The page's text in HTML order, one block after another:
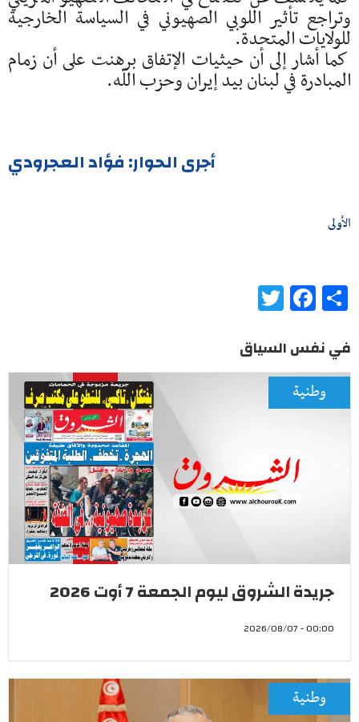
وتراجع تأثير اللوبي الصهيوني في السياسة الخارجية
للولايات المتحدة.
كما أشار إلى أن حيثيات الإتفاق برهنت على أن زمام
المبادرة في لبنان بيد إيران وحزب اللّه.
أجرى الحوار: فؤاد العجرودي
الأولى
Share
Facebook
في نفس السياق
وطنية
جريدة الشروق ليوم الجمعة 7 أوت 2026
00:00 - 2026/08/07
وطنية